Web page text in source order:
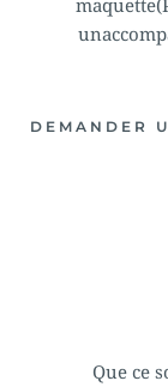
DEMANDER
Que ce